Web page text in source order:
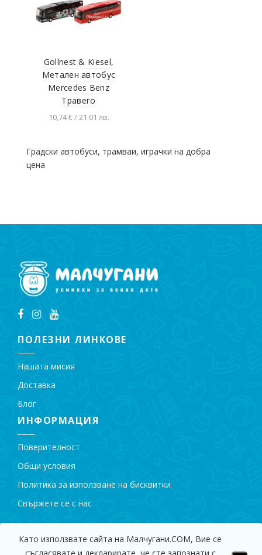
Като използвате сайта на Малчугани.COM, Вие се
Gollnest & Kiesel,
Метален автобус
Mercedes Benz
Травего
10,74 € / 21.01 лв.
Градски автобуси, трамваи, играчки на добра
цена
ПОЛЕЗНИ ЛИНКОВЕ
Нашата мисия
Доставка
Блог
ИНФОРМАЦИЯ
Поверителност
Общи условия
Политика за използване на бисквитки
Свържете се с нас